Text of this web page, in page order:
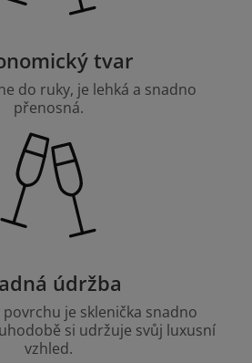
tvar
do ruky, je lehká a snadno
přenosná.
údržba
je sklenička snadno
si udržuje svůj luxusní
vzhled.